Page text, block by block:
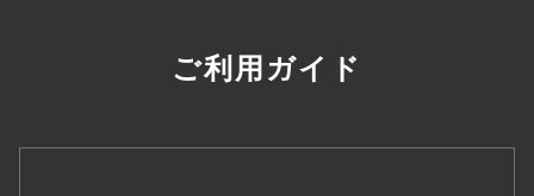
ご利用ガイド